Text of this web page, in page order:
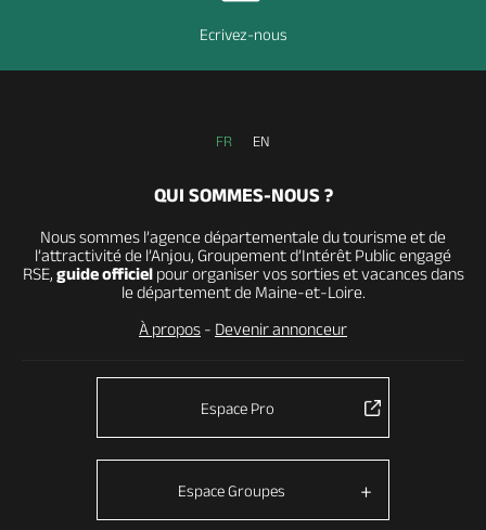
Ecrivez-nous
FR EN
QUI SOMMES-NOUS ?
Nous sommes l’agence départementale du tourisme et de
l’attractivité de l’Anjou, Groupement d’Intérêt Public engagé
RSE, guide officielpour organiser vos sorties et vacances dans
le département de Maine-et-Loire.
À propos - Devenir annonceur
Espace Pro
Espace Groupes